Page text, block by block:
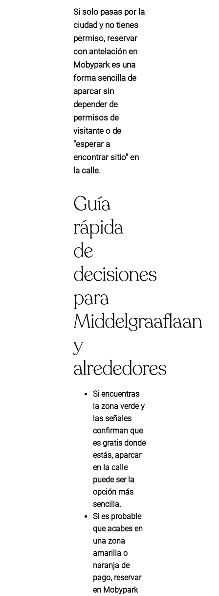
Si solo pasas por la
ciudad y no tienes
permiso, reservar
con antelación en
Mobypark es una
forma sencilla de
aparcar sin
depender de
permisos de
visitante o de
“esperar a
encontrar sitio” en
la calle.
Guía
rápida
de
decisiones
para
Middelgraaflaan
y
alrededores
Si encuentras
la zona verdey
las señales
confirman que
es gratis donde
estás, aparcar
en la calle
puede ser la
opción más
sencilla.
Si es probable
que acabes en
una zona
amarilla o
naranja de
pago, reservar
en Mobypark